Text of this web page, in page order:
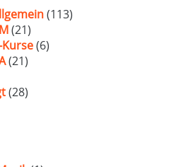
(113)
(21)
Kurse(6)
(21)
(28)